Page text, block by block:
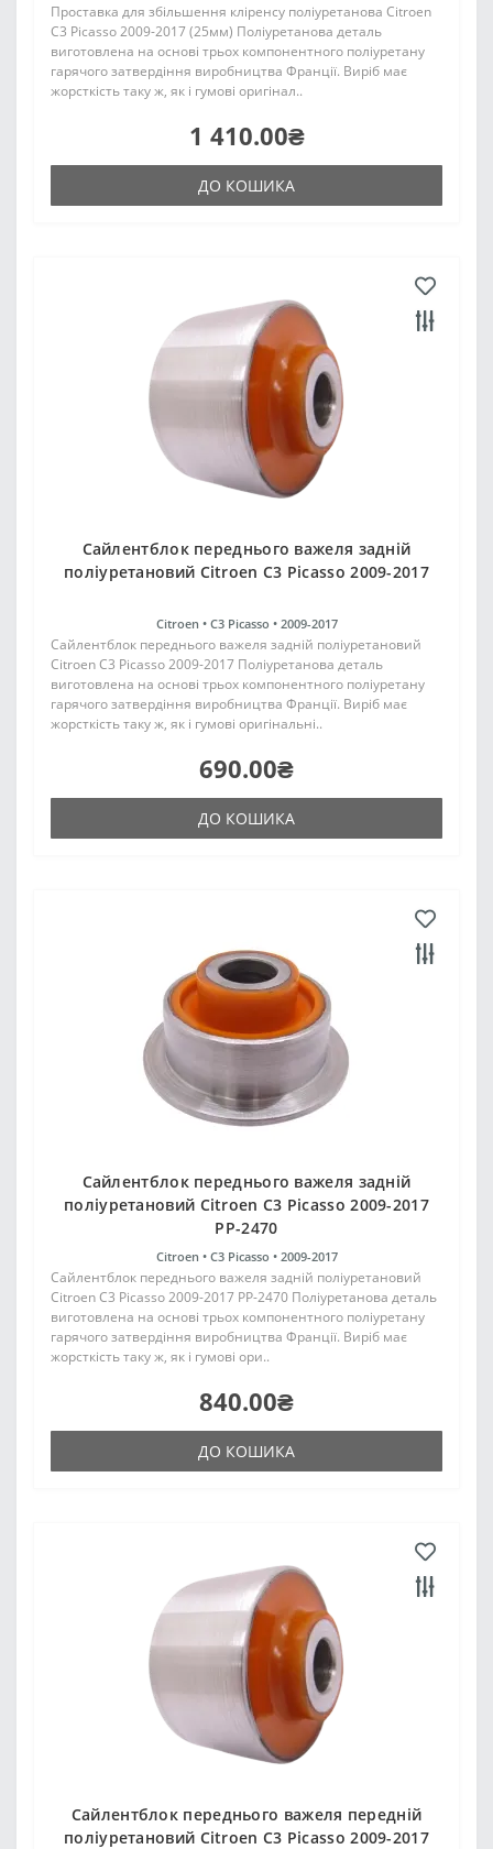
Проставка для збільшення кліренсу поліуретанова Citroen
C3 Picasso 2009-2017 (25мм) Поліуретанова деталь
виготовлена на основі трьох компонентного поліуретану
гарячого затвердіння виробництва Франції. Виріб має
жорсткість таку ж, як і гумові оригінал..
1 410.00₴
ДО КОШИКА
Сайлентблок переднього важеля задній
поліуретановий Citroen C3 Picasso 2009-2017
Citroen • C3 Picasso • 2009-2017
Сайлентблок переднього важеля задній поліуретановий
Citroen C3 Picasso 2009-2017 Поліуретанова деталь
виготовлена на основі трьох компонентного поліуретану
гарячого затвердіння виробництва Франції. Виріб має
жорсткість таку ж, як і гумові оригінальні..
690.00₴
ДО КОШИКА
Сайлентблок переднього важеля задній
поліуретановий Citroen C3 Picasso 2009-2017
PP-2470
Citroen • C3 Picasso • 2009-2017
Сайлентблок переднього важеля задній поліуретановий
Citroen C3 Picasso 2009-2017 PP-2470 Поліуретанова деталь
виготовлена на основі трьох компонентного поліуретану
гарячого затвердіння виробництва Франції. Виріб має
жорсткість таку ж, як і гумові ори..
840.00₴
ДО КОШИКА
Сайлентблок переднього важеля передній
поліуретановий Citroen C3 Picasso 2009-2017